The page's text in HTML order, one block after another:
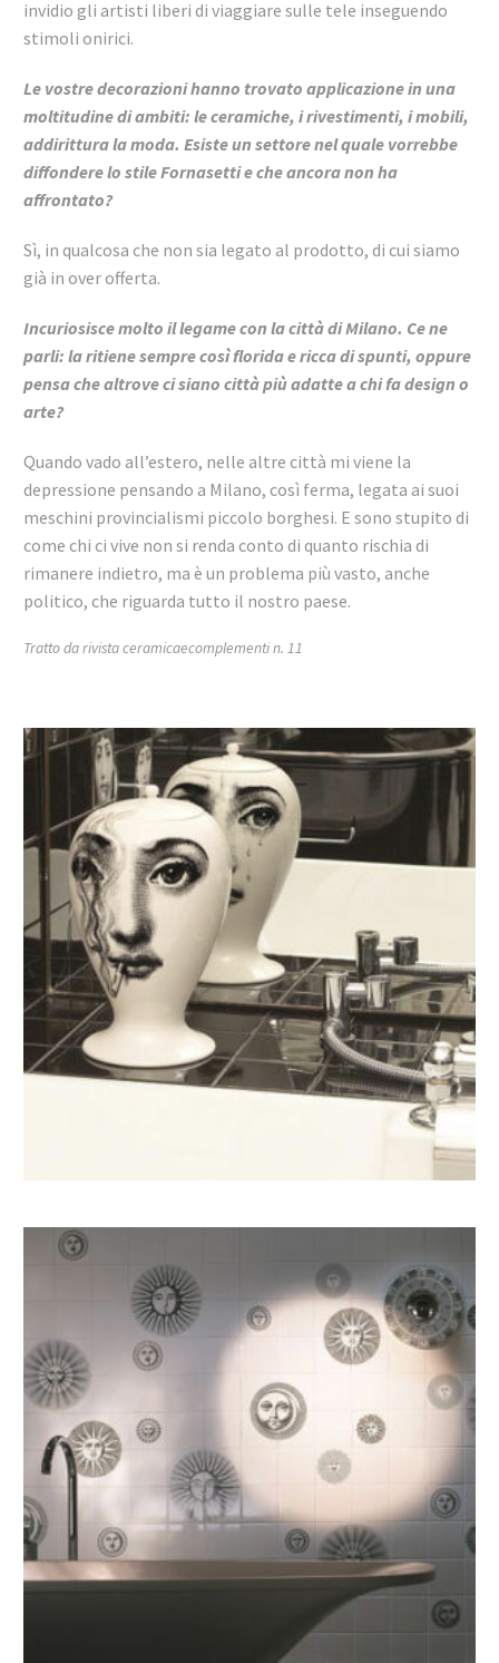
invidio gli artisti liberi di viaggiare sulle tele inseguendo
stimoli onirici.
Le vostre decorazioni hanno trovato applicazione in una
moltitudine di ambiti: le ceramiche, i rivestimenti, i mobili,
addirittura la moda. Esiste un settore nel quale vorrebbe
diffondere lo stile Fornasetti e che ancora non ha
affrontato?
Sì, in qualcosa che non sia legato al prodotto, di cui siamo
già in over offerta.
Incuriosisce molto il legame con la città di Milano. Ce ne
parli: la ritiene sempre così florida e ricca di spunti, oppure
pensa che altrove ci siano città più adatte a chi fa design o
arte?
Quando vado all’estero, nelle altre città mi viene la
depressione pensando a Milano, così ferma, legata ai suoi
meschini provincialismi piccolo borghesi. E sono stupito di
come chi ci vive non si renda conto di quanto rischia di
rimanere indietro, ma è un problema più vasto, anche
politico, che riguarda tutto il nostro paese.
Tratto da rivista ceramicaecomplementi n. 11